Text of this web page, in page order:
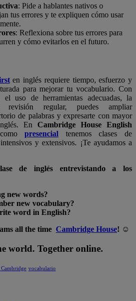
: Pide a hablantes nativos o
tus errores y te expliquen cómo usar
: Reflexiona sobre tus errores para
y cómo evitarlos en el futuro.
en inglés requiere tiempo, esfuerzo y
para mejorar tu vocabulario. Con
el uso de herramientas adecuadas, la
regular, puedes ampliar
de palabras y expresarte con mayor
En Cambridge House English
presencial tenemos clases de
y extensivos. ¡Te ayudamos a
de inglés entrevistando a los
new words?
new vocabulary?
word in English?
all the time Cambridge House! ☺
world. Together online.
Cambridge vocabulario